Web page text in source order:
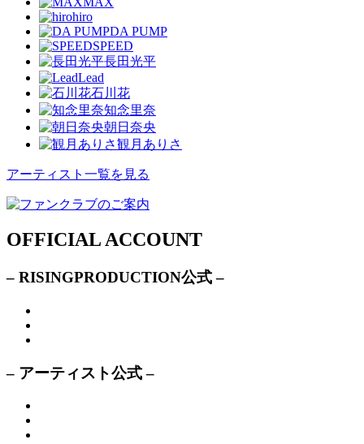
hiro
DA PUMP
SPEED
長田光平
Lead
石川花
知念里奈
朝日奈央
観月ありさ
アーティスト一覧を見る
OFFICIAL ACCOUNT
– RISINGPRODUCTION公式 –
– アーティスト公式 –